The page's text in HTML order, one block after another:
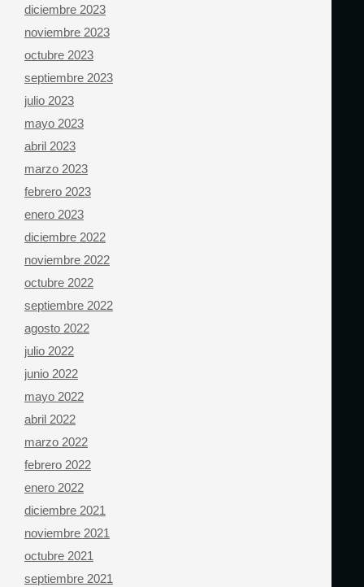
diciembre 2023
noviembre 2023
octubre 2023
septiembre 2023
julio 2023
mayo 2023
abril 2023
marzo 2023
febrero 2023
enero 2023
diciembre 2022
noviembre 2022
octubre 2022
septiembre 2022
agosto 2022
julio 2022
junio 2022
mayo 2022
abril 2022
marzo 2022
febrero 2022
enero 2022
diciembre 2021
noviembre 2021
octubre 2021
septiembre 2021